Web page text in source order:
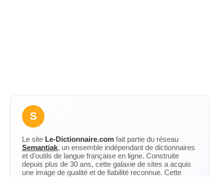
S
Le site Le-Dictionnaire.com fait partie du réseau
Semantiak, un ensemble indépendant de dictionnaires
et d’outils de langue française en ligne. Construite
depuis plus de 30 ans, cette galaxie de sites a acquis
une image de qualité et de fiabilité reconnue. Cette